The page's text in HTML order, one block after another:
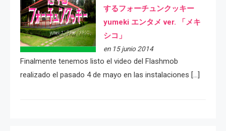
するフォーチュンクッキー
yumeki エンタメ ver. 「メキ
シコ」
en 15 junio 2014
Finalmente tenemos listo el video del Flashmob
realizado el pasado 4 de mayo en las instalaciones […]